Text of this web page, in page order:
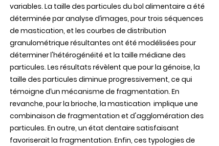
variables. La taille des particules du bol alimentaire a été
déterminée par analyse d’images, pour trois séquences
de mastication, et les courbes de distribution
granulométrique résultantes ont été modélisées pour
déterminer l'hétérogénéité et la taille médiane des
particules. Les résultats révèlent que pour la génoise, la
taille des particules diminue progressivement, ce qui
témoigne d’un mécanisme de fragmentation. En
revanche, pour la brioche, la mastication implique une
combinaison de fragmentation et d'agglomération des
particules. En outre, un état dentaire satisfaisant
favoriserait la fragmentation. Enfin, ces typologies de